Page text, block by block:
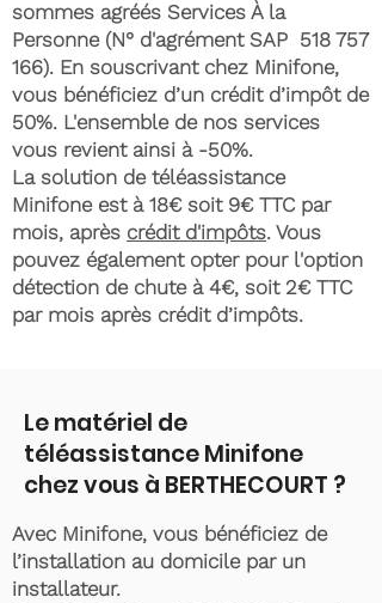
sommes agréés Services À la
Personne (N° d'agrément SAP 518 757
166). En souscrivant chez Minifone,
vous bénéficiez d’un crédit d’impôt de
50%. L'ensemble de nos services
vous revient ainsi à -50%.
La solution de téléassistance
Minifone est à 18€ soit 9€ TTC par
mois, après crédit d'impôts. Vous
pouvez également opter pour l'option
détection de chute à 4€, soit 2€ TTC
par mois après crédit d’impôts.
Le matériel de
téléassistance Minifone
chez vous à BERTHECOURT ?
Avec Minifone, vous bénéficiez de
l’installation au domicile par un
installateur.